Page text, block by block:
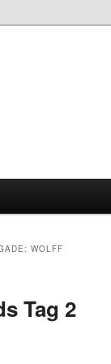
WOLFF
Tag 2